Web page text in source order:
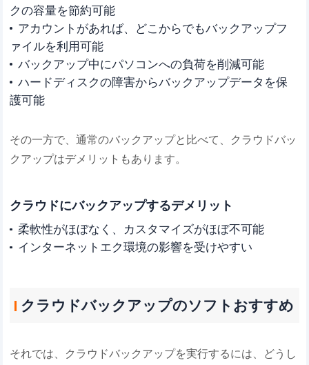
クの容量を節約可能
アカウントがあれば、どこからでもバックアップフ
ァイルを利用可能
バックアップ中にパソコンへの負荷を削減可能
ハードディスクの障害からバックアップデータを保
護可能
その一方で、通常のバックアップと比べて、クラウドバッ
クアップはデメリットもあります。
クラウドにバックアップするデメリット
柔軟性がほぼなく、カスタマイズがほぼ不可能
インターネットエク環境の影響を受けやすい
クラウドバックアップのソフトおすすめ
それでは、クラウドバックアップを実行するには、どうし